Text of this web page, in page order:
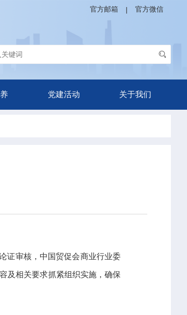
官方邮箱 | 官方微信
党建活动 关于我们
证审核，中国贸促会商业行业委
及相关要求抓紧组织实施，确保